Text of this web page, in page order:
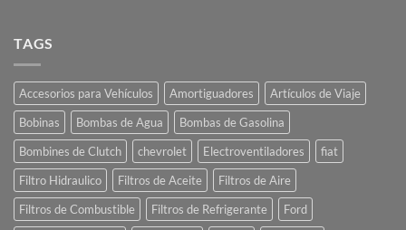
TAGS
Accesorios para Vehículos Amortiguadores
Artículos de Viaje
Bobinas
Bombas de Agua
Bombas de Gasolina
Bombines de Clutch
chevrolet Electroventiladores
fiat
Filtro Hidraulico
Filtros de Aceite
Filtros de Aire
Filtros de Combustible
Filtros de Refrigerante
Ford